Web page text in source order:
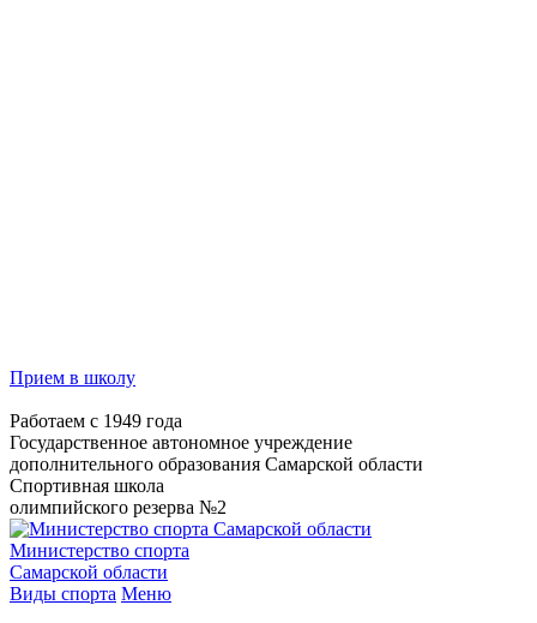
Прием в школу
Работаем с 1949 года
Государственное автономное учреждение
дополнительного образования Самарской области
Спортивная школа
олимпийского резерва №2
Министерство спорта
Самарской области
Виды спорта Меню